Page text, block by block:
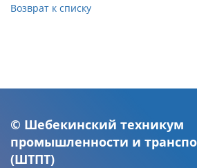
Возврат к списку
© Шебекинский техникум
промышленности и
(ШТПТ)